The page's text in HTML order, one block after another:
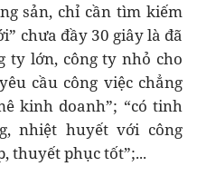
sản, chỉ cần tìm kiếm
chưa đầy 30 giây là đã
ty lớn, công ty nhỏ cho
cầu công việc chẳng
kinh doanh”; “có tinh
nhiệt huyết với công
thuyết phục tốt”;...